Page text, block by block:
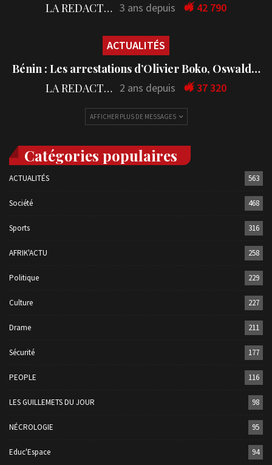
LA REDACTION 3 ans depuis 42 790
ACTUALITÉS
Bénin : Les arrestations d’Olivier Boko, Oswald…
LA REDACTION 2 ans depuis 37 320
AFFICHER PLUS DE MESSAGES
Catégories populaires
ACTUALITÉS 563
Société 468
Sports 316
AFRIK'ACTU 258
Politique 229
Culture 227
Drame 211
Sécurité 177
PEOPLE 116
LES GUILLEMETS DU JOUR 98
NÉCROLOGIE 95
Educ'Espace 94